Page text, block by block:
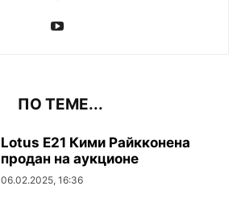
ПО ТЕМЕ...
Lotus E21 Кими Райкконена
продан на аукционе
06.02.2025, 16:36